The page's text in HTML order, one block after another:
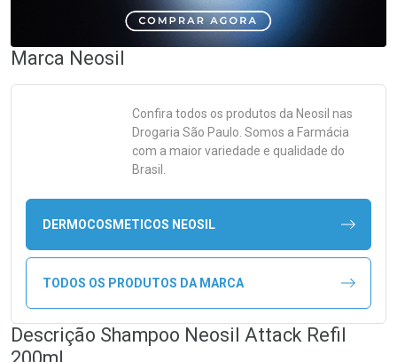
Marca Neosil
Confira todos os produtos da Neosil nas
Drogaria São Paulo. Somos a Farmácia
com a maior variedade e qualidade do
Brasil.
DERMOCOSMETICOS NEOSIL
TODOS OS PRODUTOS DA MARCA
Descrição Shampoo Neosil Attack Refil